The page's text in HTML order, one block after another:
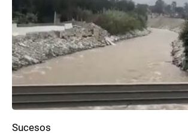
Sucesos